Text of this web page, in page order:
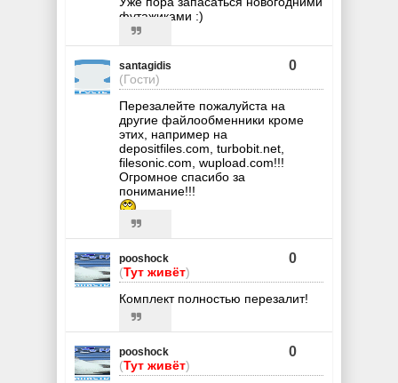
футажиками :)
santagidis
(Гости)
0
Перезалейте пожалуйста на
другие файлообменники кроме
этих, например на
depositfiles.com, turbobit.net,
filesonic.com, wupload.com!!!
Огромное спасибо за
понимание!!!
pooshock
(Тут живёт)
0
Комплект полностью перезалит!
pooshock
(Тут живёт)
0